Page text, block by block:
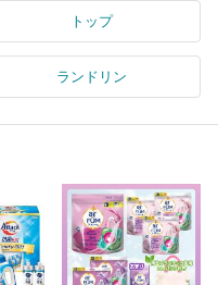
トップ
ランドリン